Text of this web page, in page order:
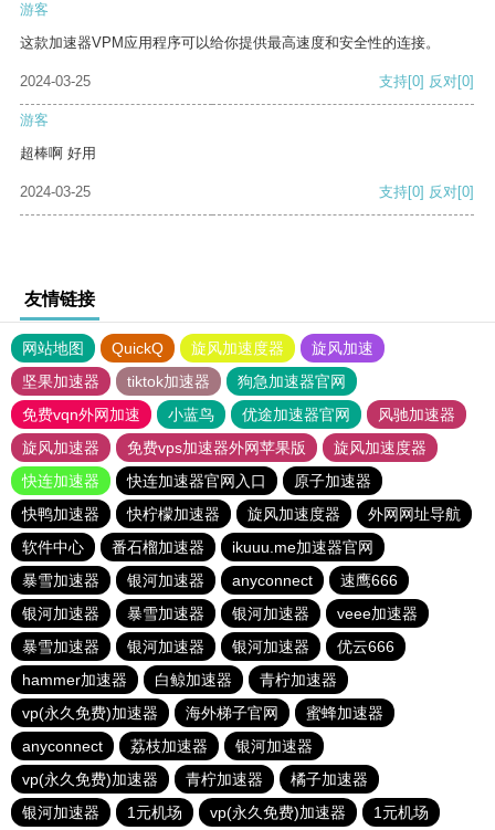
游客
这款加速器VPM应用程序可以给你提供最高速度和安全性的连接。
2024-03-25 支持[0] 反对[0]
游客
超棒啊 好用
2024-03-25 支持[0] 反对[0]
友情链接
网站地图 QuickQ 旋风加速度器
旋风加速
坚果加速器
tiktok加速器
狗急加速器官网
免费vqn外网加速
小蓝鸟 优途加速器官网
风驰加速器
旋风加速器
免费vps加速器外网苹果版
旋风加速度器
快连加速器
快连加速器官网入口
原子加速器
快鸭加速器
快柠檬加速器 旋风加速度器
外网网址导航
软件中心
番石榴加速器
ikuuu.me加速器官网
暴雪加速器
银河加速器 anyconnect
速鹰666
银河加速器
暴雪加速器 银河加速器
veee加速器
暴雪加速器
银河加速器 银河加速器
优云666
hammer加速器
白鲸加速器
青柠加速器
vp(永久免费)加速器
海外梯子官网
蜜蜂加速器
anyconnect
荔枝加速器
银河加速器
vp(永久免费)加速器
青柠加速器
橘子加速器
银河加速器
1元机场 vp(永久免费)加速器 1元机场